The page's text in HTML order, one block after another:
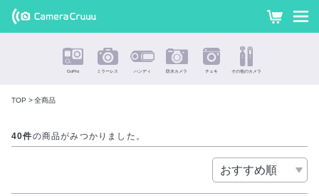
GoPro・ミ
ラーレス・
ハンディ
カメラ・防
チェキな
カ
GoPro ミラーレス ハンディ 防水カメラ チェキ その他のカメラ
TOP 全商品
全商品
40件の商品がみつかりました。